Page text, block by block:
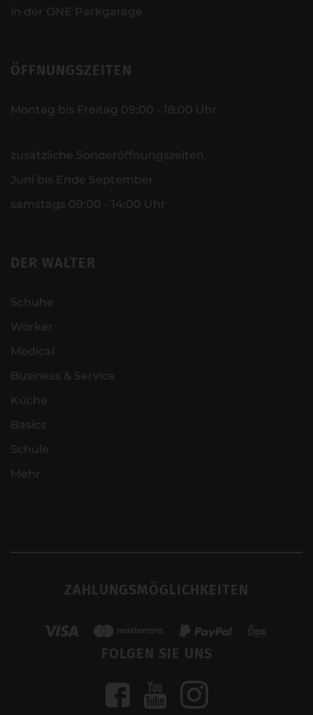
in der ONE Parkgarage
ÖFFNUNGSZEITEN
Montag bis Freitag 09:00 - 18:00 Uhr
zusätzliche Sonderöffnungszeiten
Juni bis Ende September
samstags 09:00 - 14:00 Uhr
DER WALTER
Schuhe
Worker
Medical
Business & Service
Küche
Basics
Schule
Mehr
ZAHLUNGSMÖGLICHKEITEN
FOLGEN SIE UNS